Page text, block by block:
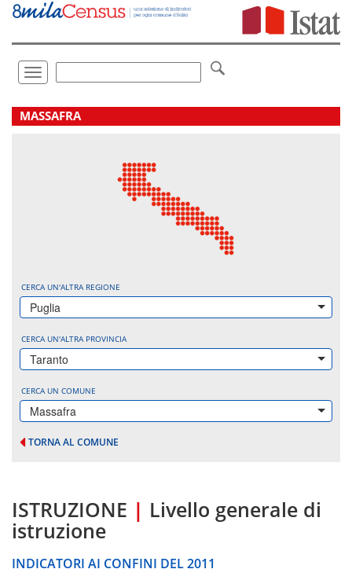
Vai
direttamente
Toggle
navigation
.
MASSAFRA
CERCA UN'ALTRA REGIONE
Puglia
CERCA UN'ALTRA PROVINCIA
Taranto
CERCA UN COMUNE
Massafra
TORNA AL COMUNE
ISTRUZIONE | Livello generale di
istruzione
INDICATORI AI CONFINI DEL 2011